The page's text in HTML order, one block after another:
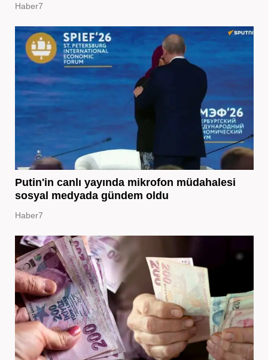
Haber7
Putin'in canlı yayında mikrofon müdahalesi
sosyal medyada gündem oldu
Haber7